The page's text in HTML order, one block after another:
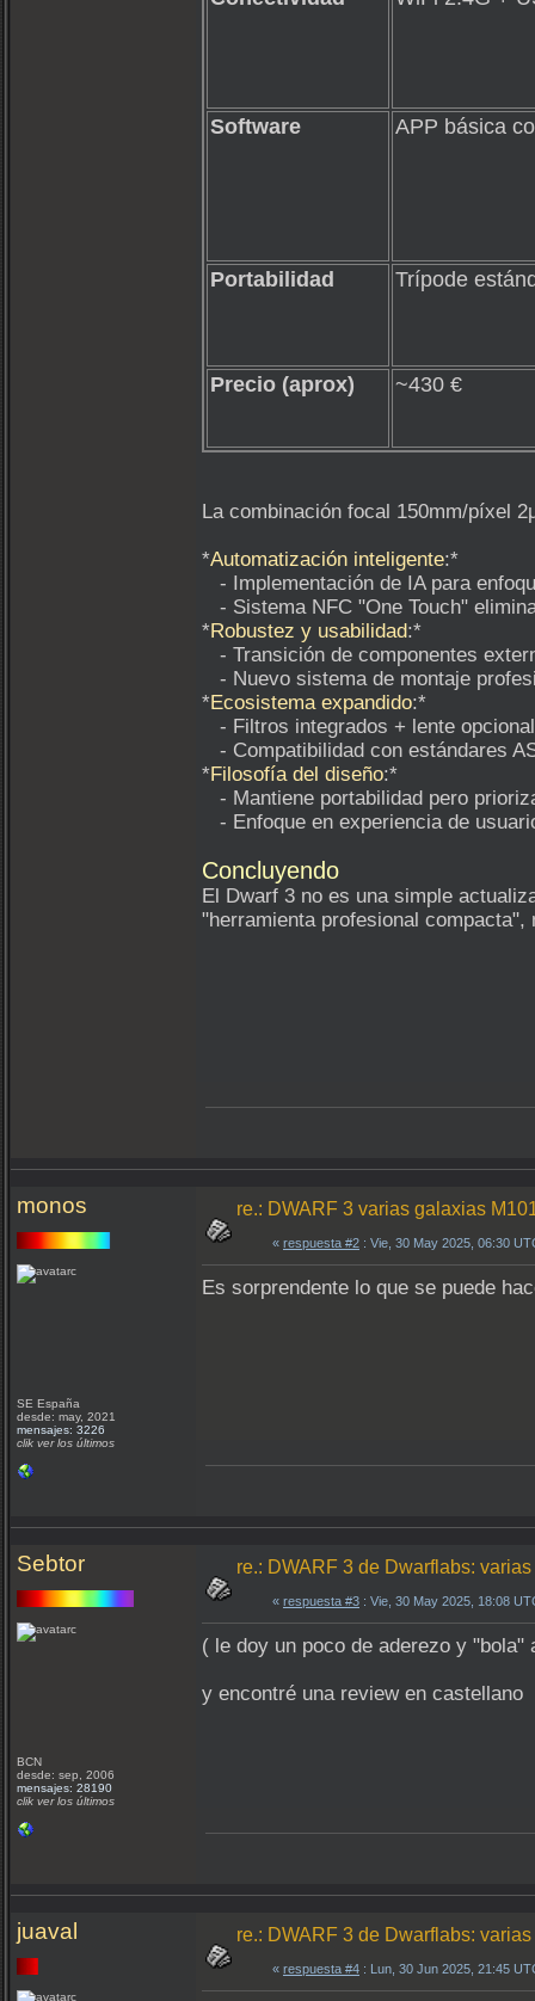
Software APP básica
Portabilidad Trípode
Precio (aprox) ~430 €
La combinación focal 150mm/píxel
*Automatización inteligente:*
- Implementación de IA para
- Sistema NFC "One Touch"
*Robustez y usabilidad:*
- Transición de componentes
- Nuevo sistema de montaje
*Ecosistema expandido:*
- Filtros integrados + lente
- Compatibilidad con estándares
*Filosofía del diseño:*
- Mantiene portabilidad pero
- Enfoque en experiencia de
Concluyendo
El Dwarf 3 no es una simple
"herramienta profesional
monos
SE España
desde: may, 2021
mensajes: 3226
clik ver los últimos
re.: DWARF 3 varias galaxias
« respuesta #2 : Vie, 30 May 2025, 06:30
Es sorprendente lo que se puede
Sebtor
BCN
desde: sep, 2006
mensajes: 28190
clik ver los últimos
re.: DWARF 3 de Dwarflabs:
« respuesta #3 : Vie, 30 May 2025, 18:08
( le doy un poco de aderezo y "bola"
y encontré una review en castellano
juaval re.: DWARF 3 de Dwarflabs:
« respuesta #4 : Lun, 30 Jun 2025, 21:45